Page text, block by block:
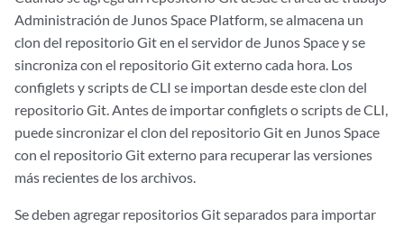
Administración de Junos Space Platform, se almacena un
clon del repositorio Git en el servidor de Junos Space y se
sincroniza con el repositorio Git externo cada hora. Los
configlets y scripts de CLI se importan desde este clon del
repositorio Git. Antes de importar configlets o scripts de CLI,
puede sincronizar el clon del repositorio Git en Junos Space
con el repositorio Git externo para recuperar las versiones
más recientes de los archivos.
Se deben agregar repositorios Git separados para importar